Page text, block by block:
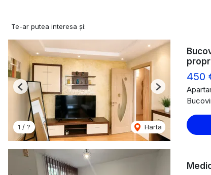
Te-ar putea interesa și:
1 / ? Harta
Previous Next
450